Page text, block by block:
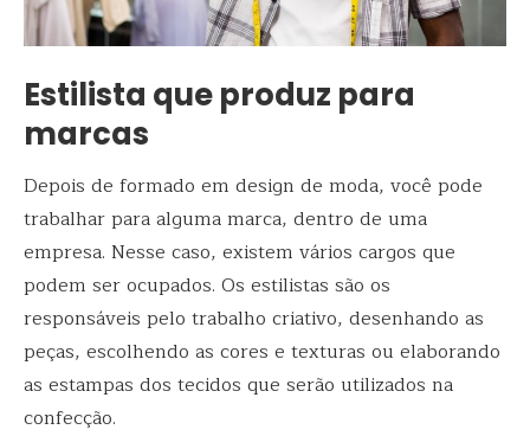
Estilista que produz para
marcas
Depois de formado em design de moda, você pode
trabalhar para alguma marca, dentro de uma
empresa. Nesse caso, existem vários cargos que
podem ser ocupados. Os estilistas são os
responsáveis pelo trabalho criativo, desenhando as
peças, escolhendo as cores e texturas ou elaborando
as estampas dos tecidos que serão utilizados na
confecção.